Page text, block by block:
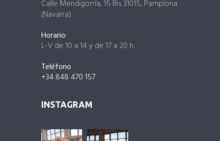
Calle Mendigorría, 15 Bis 31015, Pamplona
(Navarra)
Horario:
L-V de 10 a 14 y de 17 a 20 h.
Teléfono
+34 848 470 157
INSTAGRAM